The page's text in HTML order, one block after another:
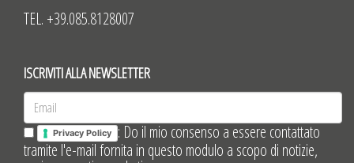
TEL. +39.085.8128007
ISCRIVITI ALLA NEWSLETTER
Privacy Policy
: Do il mio consenso a essere contattato
tramite l'e-mail fornita in questo modulo a scopo di notizie,